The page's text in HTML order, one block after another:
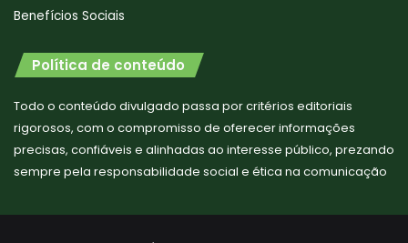
Benefícios Sociais
Política de conteúdo
Todo o conteúdo divulgado passa por critérios editoriais
rigorosos, com o compromisso de oferecer informações
precisas, confiáveis e alinhadas ao interesse público, prezando
sempre pela responsabilidade social e ética na comunicação